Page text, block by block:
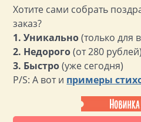
Хотите сами собрать
заказ?
1. Уникально(только для
2. Недорого(от 280 рублей)
3. Быстро(уже сегодня)
P/S: А вот и примеры